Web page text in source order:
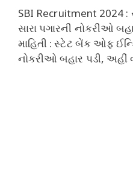
SBI Recruitment 2024
સારા પગારની નોકરીઓ
માહિતી : સ્ટેટ બેંક ઓફ
નોકરીઓ બહાર પડી, અહીં